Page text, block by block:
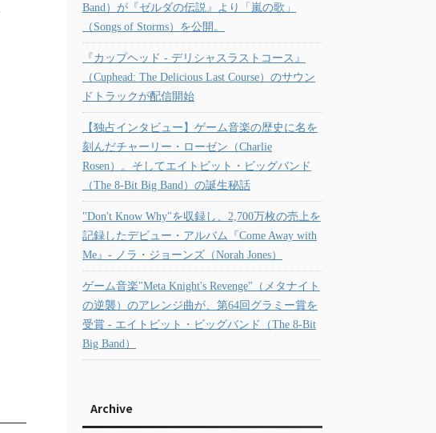
Band）が『ゼルダの伝説』より「嵐の歌」
（Songs of Storms）を公開。
『カップヘッド - デリシャスラストコース』
（Cuphead: The Delicious Last Course）のサウン
ドトラックが配信開始
【独占インタビュー】ゲーム音楽の歴史に名を
刻んだチャーリー・ローゼン（Charlie
Rosen）。そしてエイトビット・ビッグバンド
（The 8-Bit Big Band）の誕生秘話
"Don't Know Why"を収録し、2,700万枚の売上を
記録したデビュー・アルバム『Come Away with
Me』- ノラ・ジョーンズ（Norah Jones）
ゲーム音楽"Meta Knight's Revenge"（メタナイト
の逆襲）のアレンジ曲が、第64回グラミー賞を
受賞 - エイトビット・ビッグバンド（The 8-Bit
Big Band）
Archive